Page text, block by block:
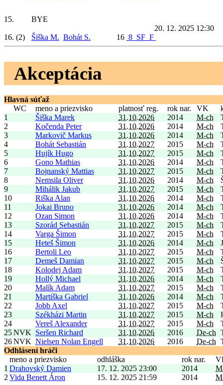
15.
BYE
20. 12. 2025 12:30
16. (2) Šiška M. Bohát S. 16 8 SF F
Akceptácia
Hlavná súťaž
WC
meno a priezvisko platnosť reg. rok nar. VK
1
Šiška Marek 31.10.2026 2014 M-ch
2
Kočenda Peter 31.10.2026 2014 M-ch
3
Markovič Markus 31.10.2026 2014 M-ch
4
Bohát Sebastián 31.10.2027 2015 M-ch
5
Hujík Hugo 31.10.2027 2015 M-ch
6
Gono Mathias 31.10.2026 2014 M-ch
7
Bojnanský Mattias 31.10.2027 2015 M-ch
8
Nemsila Oliver 31.10.2026 2014 M-ch
9
Mihálik Jakub 31.10.2027 2015 M-ch
10
Riška Alan 31.10.2026 2014 M-ch
11
Jokai Bruno 31.10.2026 2014 M-ch
12
Ozan Simon 31.10.2026 2014 M-ch
13
Szorád Sebastián 31.10.2027 2015 M-ch
14
Varga Šimon 31.10.2027 2015 M-ch
15
Heteš Šimon 31.10.2026 2014 M-ch
16
Bertoli Leo 31.10.2027 2015 M-ch
17
Demeš Damian 31.10.2027 2015 M-ch
18
Kolodej Adam 31.10.2027 2015 M-ch
19
Hollý Michael 31.10.2026 2014 M-ch
20
Malík Adam 31.10.2027 2015 M-ch
21
Martiška Gabriel 31.10.2026 2014 M-ch
22
Jobb Axel 31.10.2027 2015 M-ch
23
Székházi Martin 31.10.2027 2015 M-ch
24
Vereš Alexander 31.10.2027 2015 M-ch
25NVK Seršen Richard 31.10.2026 2016 De-ch
26NVK Nielsen Nolan Engell 31.10.2026 2016 De-ch
Odhlásení hráči
meno a priezvisko
odhláška rok nar.
1 Drahovský Damien 17. 12. 2025 23:00 2014
2 Vida Benett Áron 15. 12. 2025 21:59 2014